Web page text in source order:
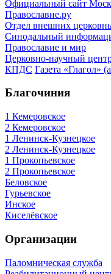
Официальный сайт
Православие.ру
Отдел внешних
Синодальный
Православие и мир
Церковно-научный
КПДС Газета «Глагол»
Благочиния
1 Кемеровское
2 Кемеровское
1 Ленинск-Кузнецкое
2 Ленинск-Кузнецкое
1 Прокопьевское
2 Прокопьевское
Беловское
Гурьевское
Инское
Киселёвское
Организации
Паломническая служба